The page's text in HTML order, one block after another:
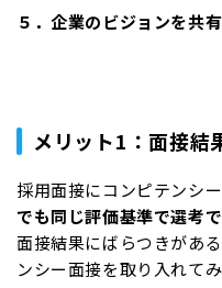
５．企業のビジョンを共
メリット1：面接結
採用面接にコンピテンシ
でも同じ評価基準で選考で
面接結果にばらつきがあ
ンシー面接を取り入れてみ